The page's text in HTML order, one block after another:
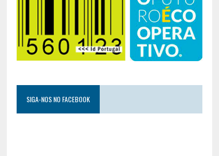
SIGA-NOS NO FACEBOOK